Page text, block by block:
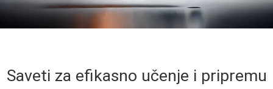
Saveti za efikasno učenje i pripremu